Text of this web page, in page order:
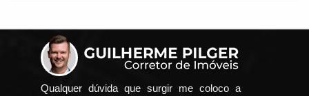
Qualquer dúvida que surgir me coloco a